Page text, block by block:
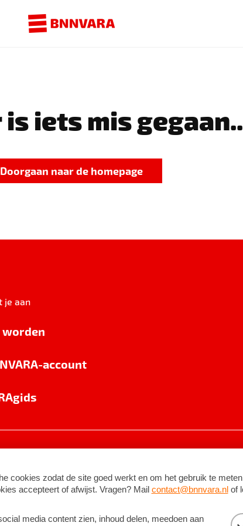
is iets mis gegaan..
Doorgaan naar de homepage
je aan
worden
account
©2026BNNVARA